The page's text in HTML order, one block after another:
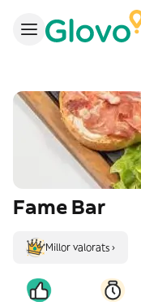
Fame Bar
Millor valorats ›